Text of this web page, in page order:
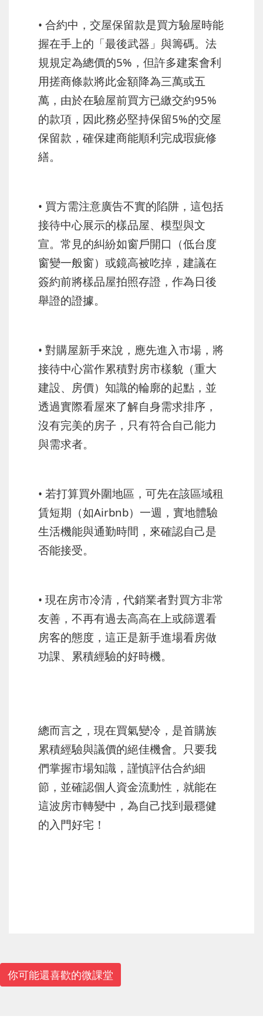
• 合約中，交屋保留款是買方驗屋時能
握在手上的「最後武器」與籌碼。法
規規定為總價的5%，但許多建案會利
用搓商條款將此金額降為三萬或五
萬，由於在驗屋前買方已繳交約95%
的款項，因此務必堅持保留5%的交屋
保留款，確保建商能順利完成瑕疵修
繕。
• 買方需注意廣告不實的陷阱，這包括
接待中心展示的樣品屋、模型與文
宣。常見的糾紛如窗戶開口（低台度
窗變一般窗）或鏡高被吃掉，建議在
簽約前將樣品屋拍照存證，作為日後
舉證的證據。
• 對購屋新手來說，應先進入市場，將
接待中心當作累積對房市樣貌（重大
建設、房價）知識的輪廓的起點，並
透過實際看屋來了解自身需求排序，
沒有完美的房子，只有符合自己能力
與需求者。
• 若打算買外圍地區，可先在該區域租
賃短期（如Airbnb）一週，實地體驗
生活機能與通勤時間，來確認自己是
否能接受。
• 現在房市冷清，代銷業者對買方非常
友善，不再有過去高高在上或篩選看
房客的態度，這正是新手進場看房做
功課、累積經驗的好時機。
總而言之，現在買氣變冷，是首購族
累積經驗與議價的絕佳機會。只要我
們掌握市場知識，謹慎評估合約細
節，並確認個人資金流動性，就能在
這波房市轉變中，為自己找到最穩健
的入門好宅！
你可能還喜歡的微課堂